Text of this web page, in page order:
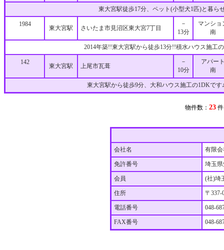
東大宮駅徒歩17分、ペット(小型犬1匹)と暮
1984
東大宮駅 さいたま市見沼区東大宮7丁目
－
13分
マンショ
南
2014年築!!東大宮駅から徒歩13分!!積水ハウス施工
142
東大宮駅 上尾市瓦葺
－
10分
アパー
南
東大宮駅から徒歩9分、大和ハウス施工の1DKで
物件数： 23
会社名 有限
免許番号 埼玉県
会員 (社)埼
住所 〒337-
電話番号 048-
FAX番号 048-